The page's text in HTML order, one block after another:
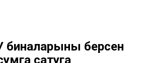
берсен
сатуга